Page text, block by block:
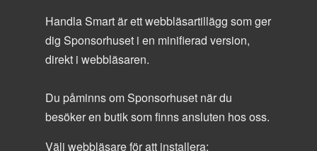
Handla Smart är ett webbläsartillägg som ger
dig Sponsorhuset i en minifierad version,
direkt i webbläsaren.
Du påminns om Sponsorhuset när du
besöker en butik som finns ansluten hos oss.
Välj webbläsare för att installera: